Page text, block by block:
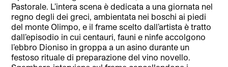
Pastorale. L’intera scena è dedicata a una giornata nel
regno degli dei greci, ambientata nei boschi ai piedi
del monte Olimpo, e il frame scelto dall’artista è tratto
dall’episodio in cui centauri, fauni e ninfe accolgono
l’ebbro Dioniso in groppa a un asino durante un
festoso rituale di preparazione del vino novello.